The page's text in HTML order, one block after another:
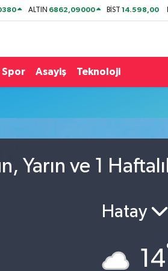
ALTIN 6862,09000 BİST14.598,00
Spor Asayiş Teknoloji
Yarın ve 1
Hatay
14